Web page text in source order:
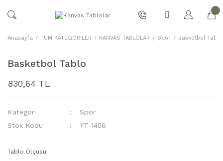
Anasayfa TÜM KATEGORİLER KANVAS TABLOLAR Spor Basketbol Tablo
Basketbol Tablo
830,64 TL
Kategori
Spor
Stok Kodu
YT-1456
Tablo Ölçüsü